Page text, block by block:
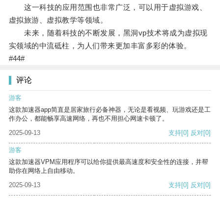
这一科技的应用范围也非常广泛，可以用于虚拟游戏、
虚拟旅游、虚拟教学等领域。
未来，随着科技的不断发展，黑洞vp技术将成为虚拟现
实领域的中流砥柱，为人们带来更加丰富多彩的体验。
#44#
评论
游客
这款加速器app简直是居家旅行必备神器，无论是看视频、玩游戏还是工
作办公，都能畅享高速网络，再也不用担心网速卡顿了。
2025-09-13
支持[0] 反对[0]
游客
这款加速器VPM应用程序可以给你提供最高速度和安全性的连接，并帮
助你在网络上自由移动。
2025-09-13
支持[0] 反对[0]